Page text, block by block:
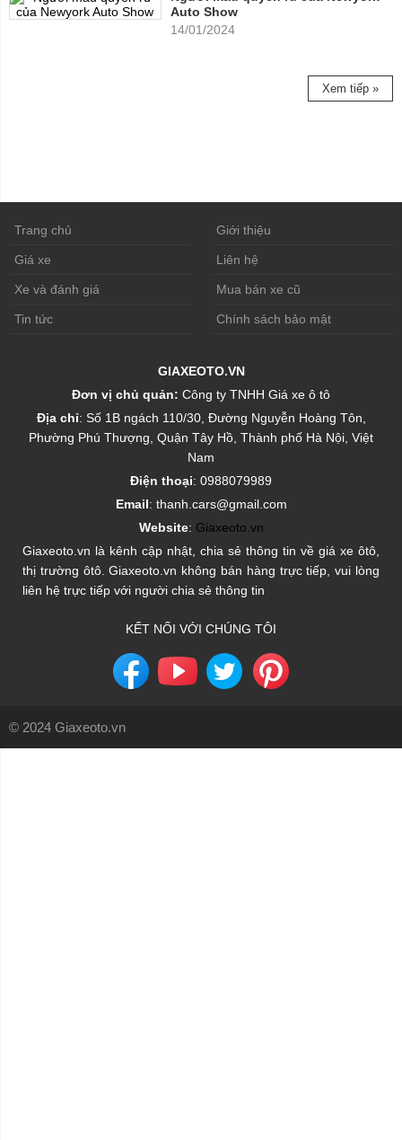
Auto Show
14/01/2024
Xem tiếp »
Trang chủ Giới thiệu
Giá xe Liên hệ
Xe và đánh giá Mua bán xe cũ
Tin tức Chính sách bảo mật
GIAXEOTO.VN
Đơn vị chủ quản: Công ty TNHH Giá xe ô tô
Địa chỉ: Số 1B ngách 110/30, Đường Nguyễn Hoàng Tôn,
Phường Phú Thượng, Quận Tây Hồ, Thành phố Hà Nội, Việt
Nam
Điện thoại: 0988079989
Email: thanh.cars@gmail.com
Website: Giaxeoto.vn
Giaxeoto.vn là kênh cập nhật, chia sẻ thông tin về giá xe ôtô,
thị trường ôtô. Giaxeoto.vn không bán hàng trực tiếp, vui lòng
liên hệ trực tiếp với người chia sẻ thông tin
KẾT NỐI VỚI CHÚNG TÔI
© 2024 Giaxeoto.vn